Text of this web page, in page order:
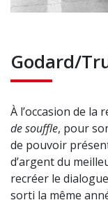
Godard/
À l’occasion de la
de souffle, pour
de pouvoir
d’argent du
recréer le
sorti la même